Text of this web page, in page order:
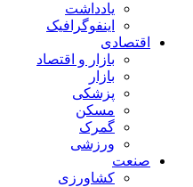
یادداشت
اینفوگرافیک
اقتصادی
بازار و اقتصاد
بازار
پزشکی
مسکن
گمرک
ورزشی
صنعت
کشاورزی